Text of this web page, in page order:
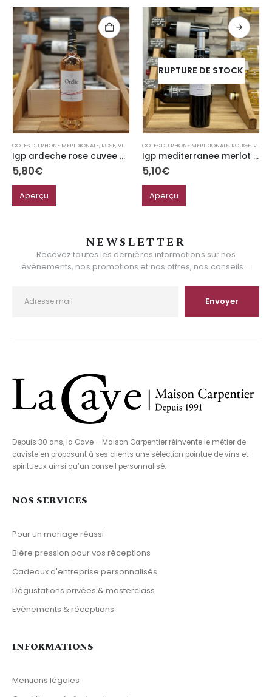
COTES DU RHONE MERIDIONALE, ROSE,VINS PAR RÉGION
Igp ardeche rose cuvee orelie 75cl
5,80€
Aperçu
RUPTURE DE STOCK
COTES DU RHONE MERIDIONALE, ROUGE,VINS PAR RÉGION
Igp mediterranee merlot le petit mazuret
5,10€
Aperçu
NEWSLETTER
Recevez toutes les dernières informations sur nos
événements, nos promotions et nos offres, nos conseils....
Depuis 30 ans, la Cave – Maison Carpentier réinvente le métier de
caviste en proposant à ses clients une sélection pointue de vins et
spiritueux ainsi qu’un conseil personnalisé.
NOS SERVICES
Pour un mariage réussi
Bière pression pour vos réceptions
Cadeaux d'entreprise personnalisés
Dégustations privées & masterclass
Evènements & réceptions
INFORMATIONS
Mentions légales